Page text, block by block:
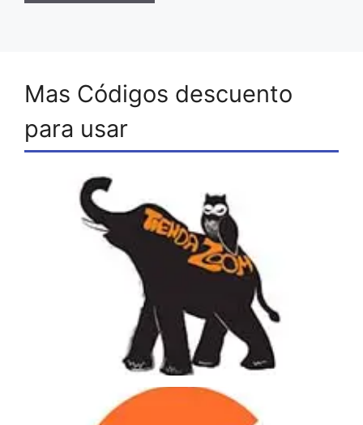
Mas Códigos descuento
para usar